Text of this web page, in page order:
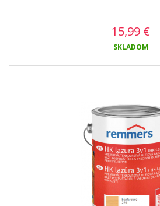
15,99 €
SKLADOM